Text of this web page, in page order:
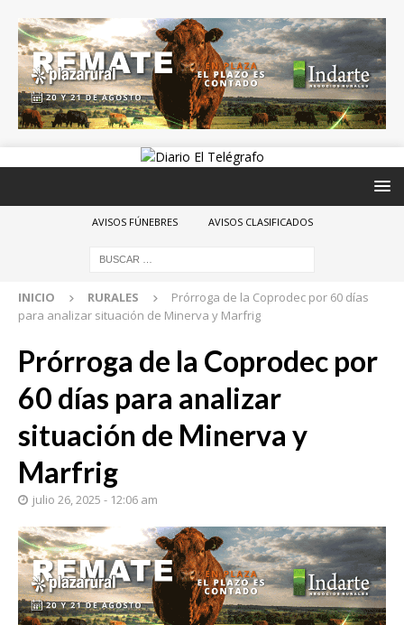
AVISOS FÚNEBRES AVISOS CLASIFICADOS
INICIO RURALES
Prórroga de la Coprodec por 60 días
para analizar situación de Minerva y Marfrig
Prórroga de la Coprodec por
60 días para analizar
situación de Minerva y
Marfrig
julio 26, 2025 - 12:06 am